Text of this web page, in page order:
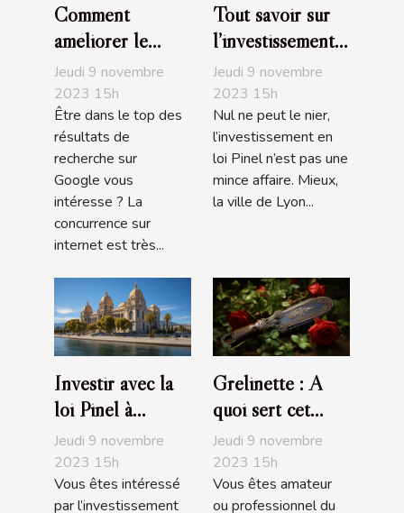
Comment
améliorer le
positionnement
de son site sur
Google ?
Jeudi 9 novembre
2023 15h
Être dans le top des
résultats de
recherche sur
Google vous
intéresse ? La
concurrence sur
internet est très...
Tout savoir sur
l’investissement
en loi Pinel à
Lyon
Jeudi 9 novembre
2023 15h
Nul ne peut le nier,
l’investissement en
loi Pinel n’est pas une
mince affaire. Mieux,
la ville de Lyon...
Investir avec la
loi Pinel à
Marseille :
comment s’y
prendre ?
Jeudi 9 novembre
2023 15h
Vous êtes intéressé
par l’investissement
Grelinette : A
quoi sert cet
outil de jardin ?
Jeudi 9 novembre
2023 15h
Vous êtes amateur
ou professionnel du